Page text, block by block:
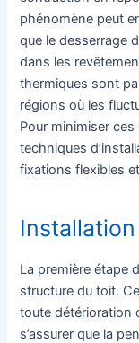
phénomène peut
que le desserrage
dans les
thermiques sont
régions où les
Pour minimiser
techniques
fixations flexibles
La première étape
structure du toit.
toute détérioration
s’assurer que la